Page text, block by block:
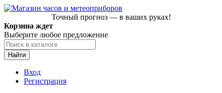
Точный прогноз — в ваших руках!
Корзина ждет
Выберите любое предложение
Найти
Вход
Регистрация